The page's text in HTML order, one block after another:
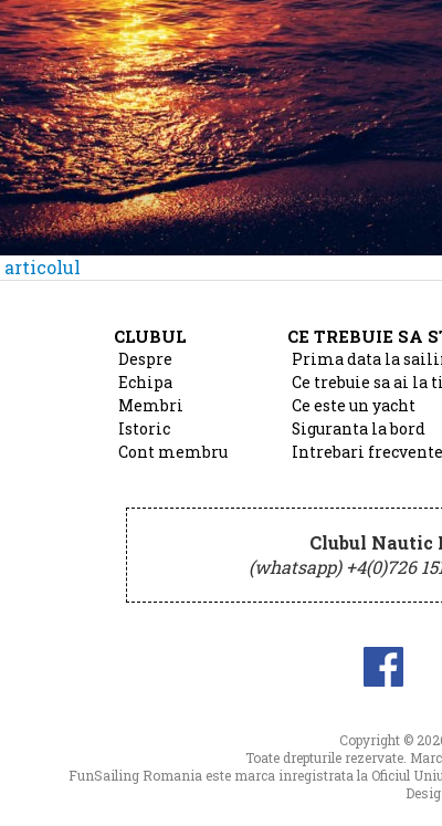
articolul
CLUBUL
Despre
Echipa
Membri
Istoric
Cont membru
CE TREBUIE SA
Prima data la
Ce trebuie sa ai la
Ce este un yacht
Siguranta la bord
Intrebari frecvente
Clubul Nautic
(whatsapp) +4(0)726
Copyright ©
Toate drepturile rezervate.
FunSailing Romania este marca inregistrata la Oficiul